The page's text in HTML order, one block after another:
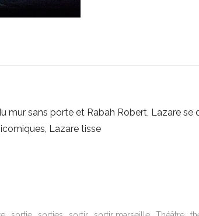
mur sans porte et Rabah Robert, Lazare se
Lazare tisse